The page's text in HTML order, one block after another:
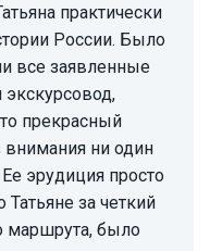
практически
России. Было
все заявленные
экскурсовод,
прекрасный
внимания ни один
эрудиция просто
за четкий
маршрута, было